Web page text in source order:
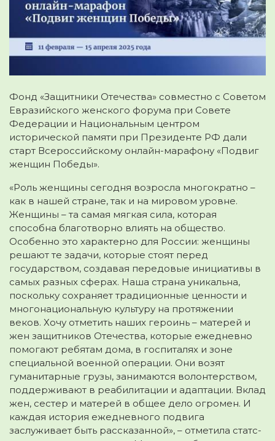
Фонд «Защитники Отечества» совместно с Советом
Евразийского женского форума при Совете
Федерации и Национальным центром
исторической памяти при Президенте РФ дали
старт Всероссийскому онлайн-марафону «Подвиг
женщин Победы».
«Роль женщины сегодня возросла многократно –
как в нашей стране, так и на мировом уровне.
Женщины – та самая мягкая сила, которая
способна благотворно влиять на общество.
Особенно это характерно для России: женщины
решают те задачи, которые стоят перед
государством, создавая передовые инициативы в
самых разных сферах. Наша страна уникальна,
поскольку сохраняет традиционные ценности и
многонациональную культуру на протяжении
веков. Хочу отметить наших героинь – матерей и
жен защитников Отечества, которые ежедневно
помогают ребятам дома, в госпиталях и зоне
специальной военной операции. Они возят
гуманитарные грузы, занимаются волонтерством,
поддерживают в реабилитации и адаптации. Вклад
жен, сестер и матерей в общее дело огромен. И
каждая история ежедневного подвига
заслуживает быть рассказанной», – отметила статс-